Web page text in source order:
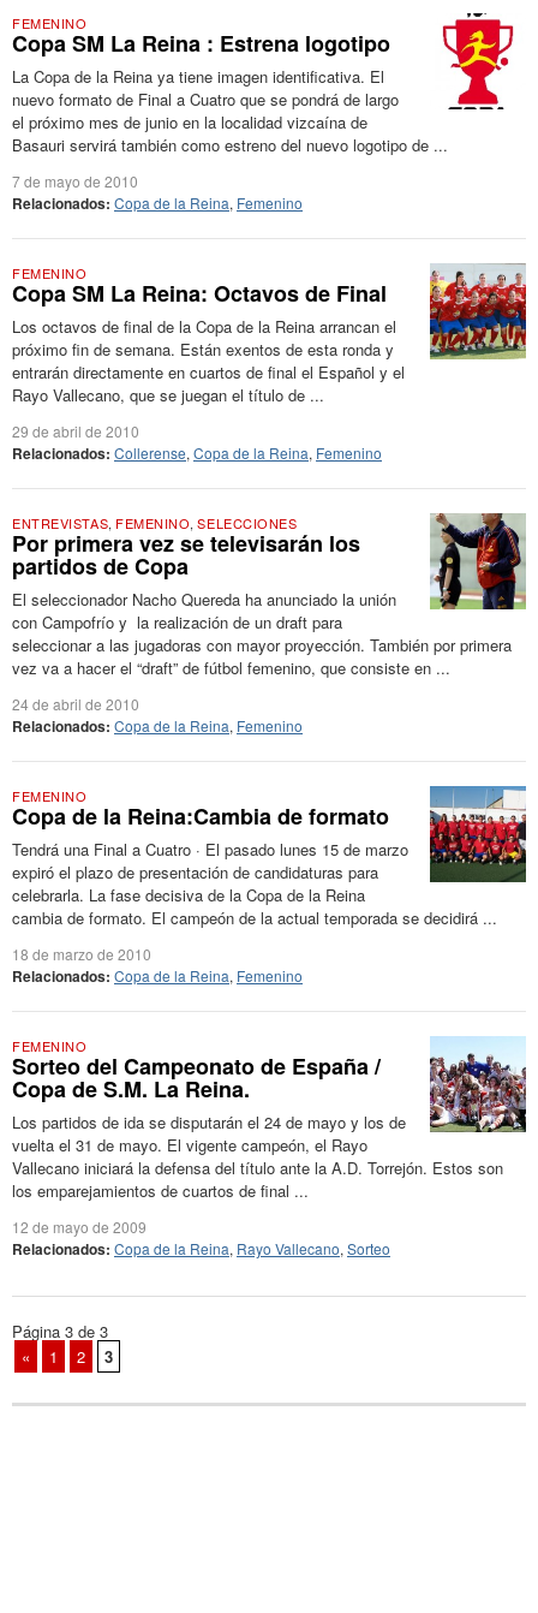
FEMENINO
Copa SM La Reina : Estrena logotipo
La Copa de la Reina ya tiene imagen identificativa. El
nuevo formato de Final a Cuatro que se pondrá de largo
el próximo mes de junio en la localidad vizcaína de
Basauri servirá también como estreno del nuevo logotipo de ...
7 de mayo de 2010
Relacionados: Copa de la Reina, Femenino
FEMENINO
Copa SM La Reina: Octavos de Final
Los octavos de final de la Copa de la Reina arrancan el
próximo fin de semana. Están exentos de esta ronda y
entrarán directamente en cuartos de final el Español y el
Rayo Vallecano, que se juegan el título de ...
29 de abril de 2010
Relacionados: Collerense, Copa de la Reina, Femenino
ENTREVISTAS, FEMENINO,SELECCIONES
Por primera vez se televisarán los
partidos de Copa
El seleccionador Nacho Quereda ha anunciado la unión
con Campofrío y la realización de un draft para
seleccionar a las jugadoras con mayor proyección. También por primera
vez va a hacer el “draft” de fútbol femenino, que consiste en ...
24 de abril de 2010
Relacionados: Copa de la Reina, Femenino
FEMENINO
Copa de la Reina:Cambia de formato
Tendrá una Final a Cuatro · El pasado lunes 15 de marzo
expiró el plazo de presentación de candidaturas para
celebrarla. La fase decisiva de la Copa de la Reina
cambia de formato. El campeón de la actual temporada se decidirá ...
18 de marzo de 2010
Relacionados: Copa de la Reina, Femenino
FEMENINO
Sorteo del Campeonato de España /
Copa de S.M. La Reina.
Los partidos de ida se disputarán el 24 de mayo y los de
vuelta el 31 de mayo. El vigente campeón, el Rayo
Vallecano iniciará la defensa del título ante la A.D. Torrejón. Estos son
los emparejamientos de cuartos de final ...
12 de mayo de 2009
Relacionados: Copa de la Reina, Rayo Vallecano, Sorteo
Página 3 de 3
«
1 2 3